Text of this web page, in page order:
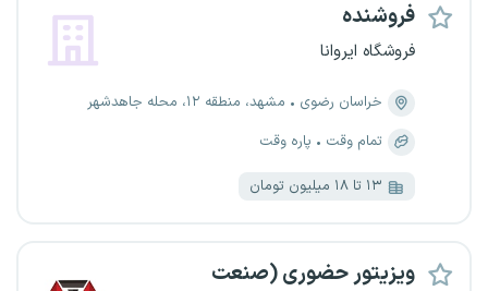
فروشنده
فروشگاه ایروانا
خراسان رضوی
مشهد، منطقه ۱۲، محله جاهدشهر
تمام وقت
پاره وقت
۱۳ تا ۱۸ میلیون تومان
ویزیتور حضوری (صنعت